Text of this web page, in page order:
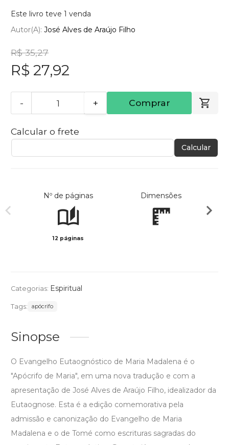
Este livro teve 1 venda
Autor(a): José Alves de Araújo Filho
R$ 35,27
R$ 27,92
- + Comprar
Calcular o frete
Calcular
Nº de páginas
12 páginas
Dimensões
Categorias: Espiritual
Tags: apócrifo
Sinopse
O Evangelho Eutaognóstico de Maria Madalena é o
"Apócrifo de Maria", em uma nova tradução e com a
apresentação de José Alves de Araújo Filho, idealizador da
Eutaognose. Esta é a edição comemorativa pela
admissão e canonização do Evangelho de Maria
Madalena e o de Tomé como escrituras sagradas do